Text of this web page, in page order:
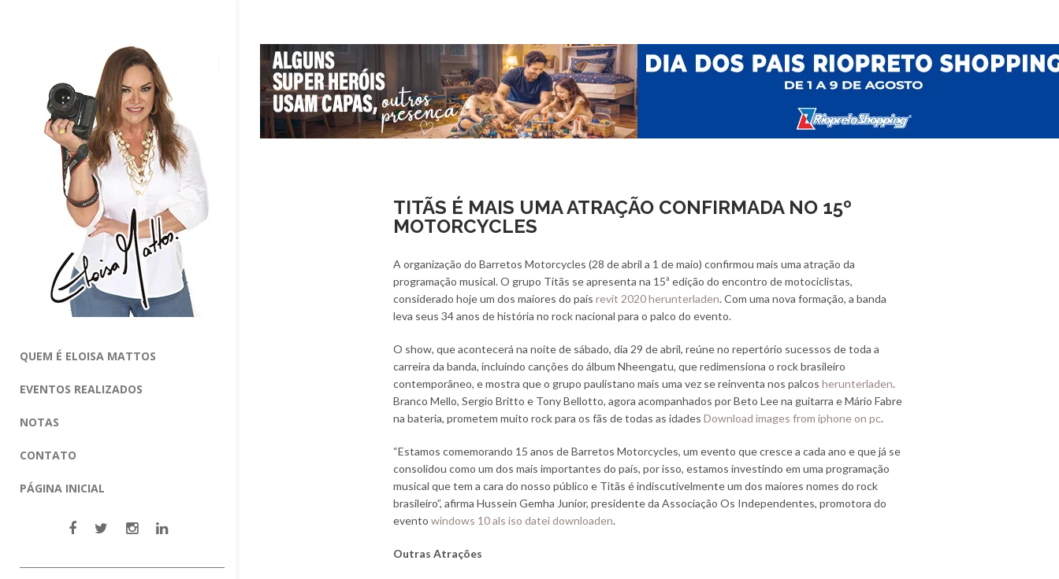
QUEM É ELOISA MATTOS
EVENTOS REALIZADOS
NOTAS
CONTATO
PÁGINA INICIAL
TITÃS É MAIS UMA ATRAÇÃO CONFIRMADA NO 15º
MOTORCYCLES
A organização do Barretos Motorcycles (28 de abril a 1 de maio) confirmou mais uma atração da
programação musical. O grupo Titãs se apresenta na 15ª edição do encontro de motociclistas,
considerado hoje um dos maiores do país revit 2020 herunterladen. Com uma nova formação, a banda
leva seus 34 anos de história no rock nacional para o palco do evento.
O show, que acontecerá na noite de sábado, dia 29 de abril, reúne no repertório sucessos de toda a
carreira da banda, incluindo canções do álbum Nheengatu, que redimensiona o rock brasileiro
contemporâneo, e mostra que o grupo paulistano mais uma vez se reinventa nos palcos herunterladen.
Branco Mello, Sergio Britto e Tony Bellotto, agora acompanhados por Beto Lee na guitarra e Mário Fabre
na bateria, prometem muito rock para os fãs de todas as idades Download images from iphone on pc.
“Estamos comemorando 15 anos de Barretos Motorcycles, um evento que cresce a cada ano e que já se
consolidou como um dos mais importantes do país, por isso, estamos investindo em uma programação
musical que tem a cara do nosso público e Titãs é indiscutivelmente um dos maiores nomes do rock
brasileiro”, afirma Hussein Gemha Junior, presidente da Associação Os Independentes, promotora do
evento windows 10 als iso datei downloaden.
Outras Atrações